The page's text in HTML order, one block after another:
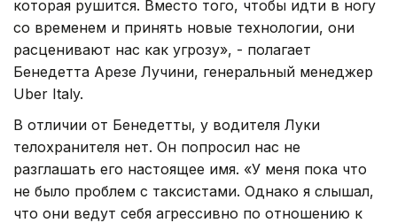
которая рушится. Вместо того, чтобы идти в ногу
со временем и принять новые технологии, они
расценивают нас как угрозу», - полагает
Бенедетта Арезе Лучини, генеральный менеджер
Uber Italy.
В отличии от Бенедетты, у водителя Луки
телохранителя нет. Он попросил нас не
разглашать его настоящее имя. «У меня пока что
не было проблем с таксистами. Однако я слышал,
что они ведут себя агрессивно по отношению к